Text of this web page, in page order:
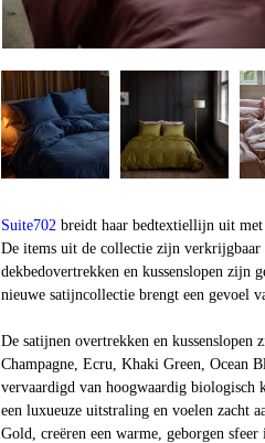
Suite702 breidt haar bedtextiellijn uit met
De items uit de collectie zijn
dekbedovertrekken en kussenslopen zijn
nieuwe satijncollectie brengt een gevoel
De satijnen overtrekken en
Champagne, Ecru, Khaki Green, Ocean
vervaardigd van hoogwaardig biologisch
een luxueuze uitstraling en voelen zacht
Gold, creëren een warme, geborgen